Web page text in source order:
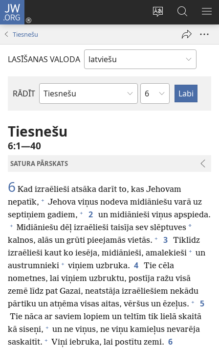
JW.ORG
Mainīt
valodu
Pieteikties
(opens
Meklēt
vietnē
JW.ORG
Tiesnešu
LASĪŠANAS VALODA
RĀDĪT
Pēc
grāmatām
Pēc
nodaļām
Tiesnešu
6:1—40
SATURA PĀRSKATS
6 Kad izraēlieši atsāka darīt to, kas Jehovam
nepatīk, + Jehova viņus nodeva midiāniešu varā uz
septiņiem gadiem, + 2 un midiānieši viņus apspieda.
+ Midiāniešu dēļ izraēlieši taisīja sev slēptuves *
kalnos, alās un grūti pieejamās vietās. + 3 Tiklīdz
izraēlieši kaut ko iesēja, midiānieši, amalekieši + un
austrumnieki + viņiem uzbruka. 4 Tie cēla
nometnes, lai viņiem uzbruktu, postīja ražu visā
zemē līdz pat Gazai, neatstāja izraēliešiem nekādu
pārtiku un atņēma visas aitas, vēršus un ēzeļus. + 5
Tie nāca ar saviem lopiem un teltīm tik lielā skaitā
kā siseņi, + un ne viņus, ne viņu kamieļus nevarēja
saskaitīt. + Viņi iebruka, lai postītu zemi. 6